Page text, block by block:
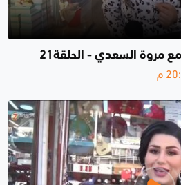
مروة السعدي - الحلقة21